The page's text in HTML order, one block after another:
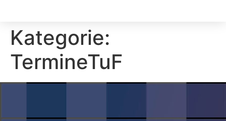
Kategorie:
TermineTuF